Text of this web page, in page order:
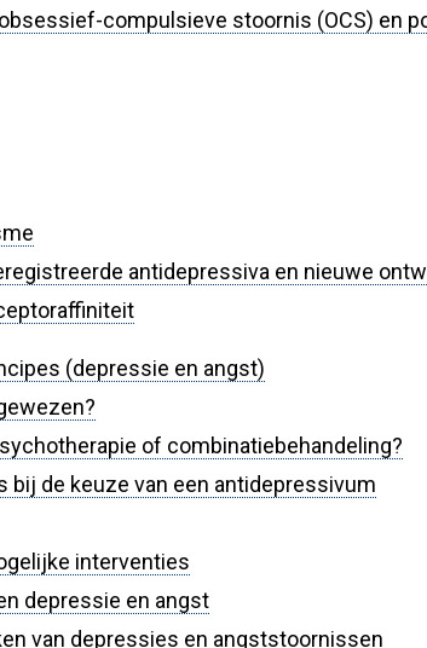
compulsieve stoornis (OCS) en
antidepressiva en nieuwe
(depressie en angst)
of combinatiebehandeling?
bij de keuze van een antidepressivum
interventies
depressie en angst
van depressies en angststoornissen